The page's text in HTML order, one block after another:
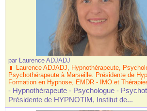
par Laurence ADJADJ
Laurence ADJADJ, Hypnothérapeute,
Psychothérapeute à Marseille. Présidente de
Formation en Hypnose, EMDR - IMO et
- Hypnothérapeute - Psychologue -
Présidente de HYPNOTIM, Institut de...